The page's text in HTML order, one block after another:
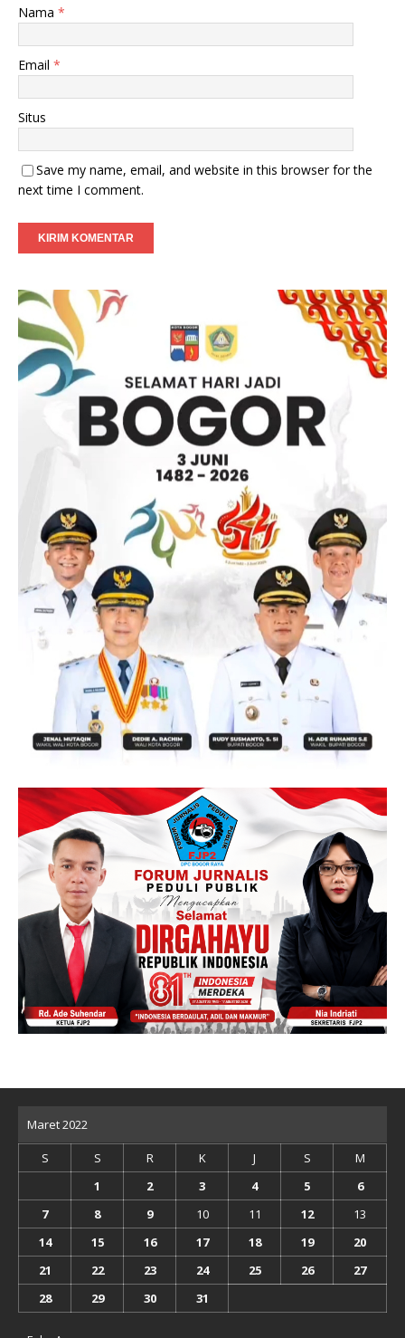
Nama *
Email *
Situs
Save my name, email, and website in this browser for the
next time I comment.
Maret 2022
S S R K J S
M
1
2 3 4 5
6
7
8 9 10 11 12
13
14
15 16 17 18 19
20
21
22 23 24 25 26
27
28
29 30 31